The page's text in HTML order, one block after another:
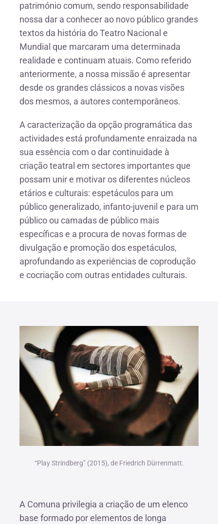
património comum, sendo responsabilidade
nossa dar a conhecer ao novo público grandes
textos da história do Teatro Nacional e
Mundial que marcaram uma determinada
realidade e continuam atuais. Como referido
anteriormente, a nossa missão é apresentar
desde os grandes clássicos a novas visões
dos mesmos, a autores contemporâneos.
A caracterização da opção programática das
actividades está profundamente enraizada na
sua essência com o dar continuidade à
criação teatral em sectores importantes que
possam unir e motivar os diferentes núcleos
etários e culturais: espetáculos para um
público generalizado, infanto-juvenil e para um
público ou camadas de público mais
específicas e a procura de novas formas de
divulgação e promoção dos espetáculos,
aprofundando as experiências de coprodução
e cocriação com outras entidades culturais.
“Play Strindberg” (2015), de Friedrich Dürrenmatt.
A Comuna privilegia a criação de um elenco
base formado por elementos de longa